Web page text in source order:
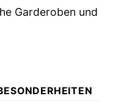
Garderoben und